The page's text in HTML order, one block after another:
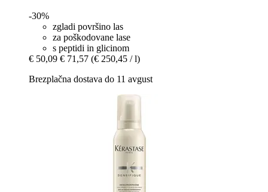
-30%
zgladi površino las
za poškodovane lase
s peptidi in glicinom
€ 50,09 € 71,57 (€ 250,45 / l)
Brezplačna dostava do 11 avgust